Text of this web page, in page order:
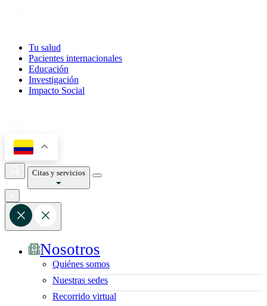
Tu salud
Pacientes internacionales
Educación
Investigación
Impacto Social
Citas y servicios
Nosotros
Quiénes somos
Nuestras sedes
Recorrido virtual